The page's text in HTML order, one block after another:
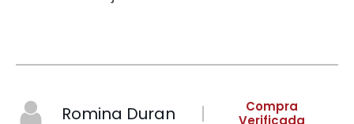
Romina Duran
Compra